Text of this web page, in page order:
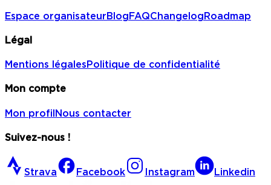
Espace organisateurBlogFAQChangelogRoadmap
Légal
Mentions légalesPolitique de confidentialité
Mon compte
Mon profilNous contacter
Suivez-nous !
Strava Facebook Instagram Linkedin